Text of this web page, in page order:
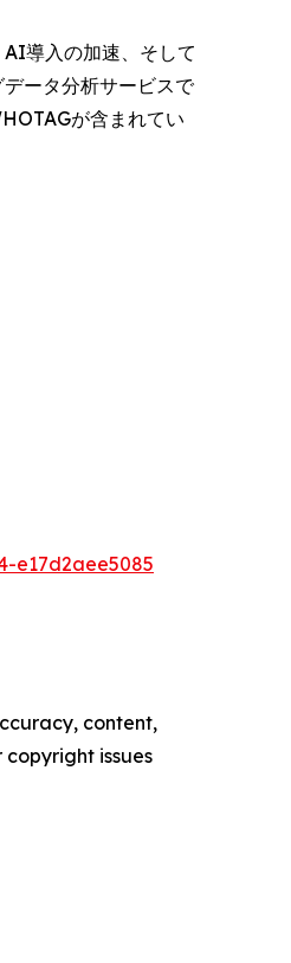
導入の加速、そして
ータ分析サービスで
が含まれてい
e17d2aee5085
content,
issues